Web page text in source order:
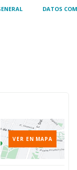
DATOS
VER EN MAPA